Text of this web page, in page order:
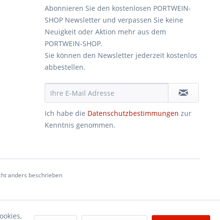
Abonnieren Sie den kostenlosen PORTWEIN-
SHOP Newsletter und verpassen Sie keine
Neuigkeit oder Aktion mehr aus dem
PORTWEIN-SHOP.
Sie können den Newsletter jederzeit kostenlos
abbestellen.
Ich habe die Datenschutzbestimmungen zur
Kenntnis genommen.
anders beschrieben